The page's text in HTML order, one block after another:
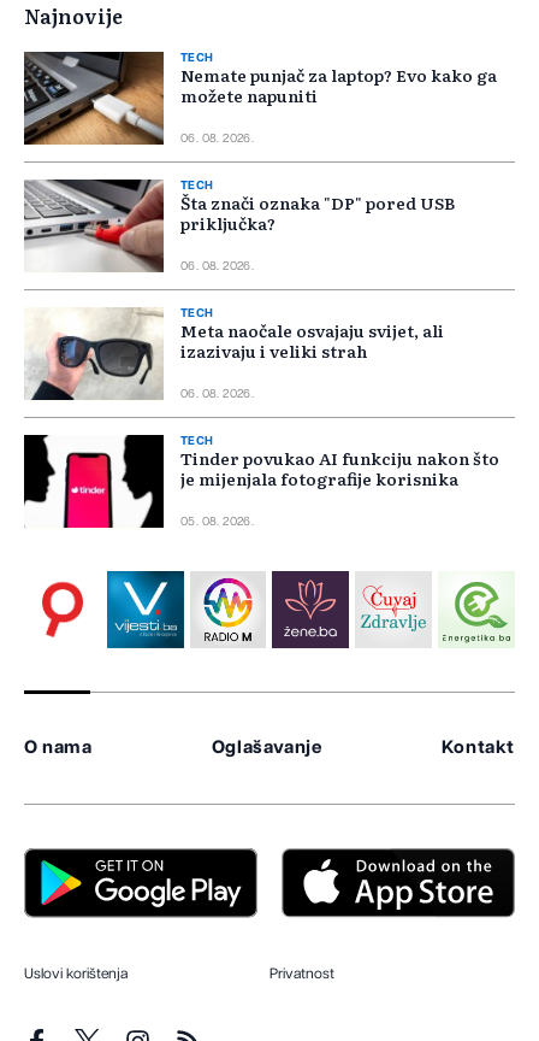
Najnovije
TECH
Nemate punjač za laptop? Evo kako ga
možete napuniti
06. 08. 2026.
TECH
Šta znači oznaka "DP" pored USB
priključka?
06. 08. 2026.
TECH
Meta naočale osvajaju svijet, ali
izazivaju i veliki strah
06. 08. 2026.
TECH
Tinder povukao AI funkciju nakon što
je mijenjala fotografije korisnika
05. 08. 2026.
O nama Oglašavanje Kontakt
Uslovi korištenja Privatnost